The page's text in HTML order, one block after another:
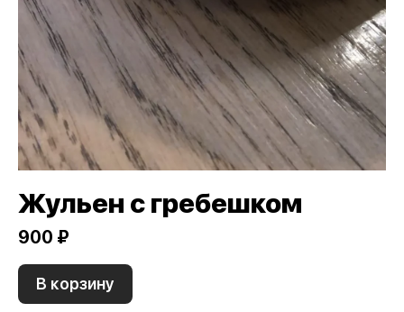
Жульен с гребешком
900 ₽
В корзину